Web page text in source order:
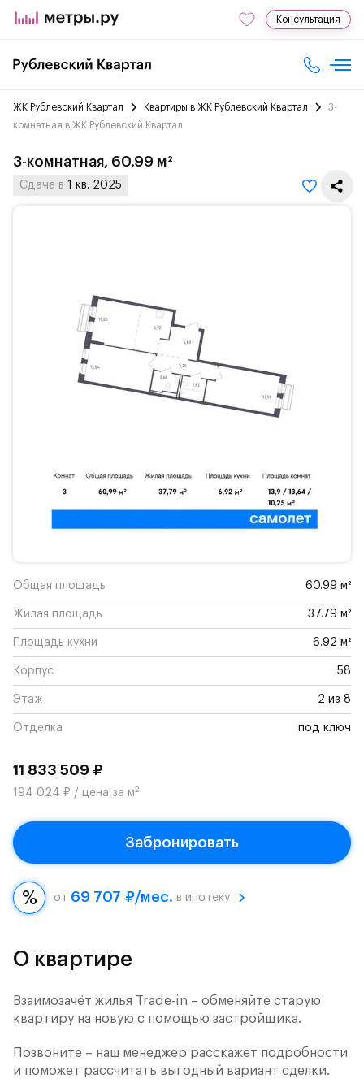
Консультация
ЖК Рублевский Квартал Квартиры в ЖК Рублевский Квартал
3-
комнатная в ЖК Рублевский Квартал
3-комнатная, 60.99 м²
Сдача в 1 кв. 2025
Общая площадь 60.99 м²
Жилая площадь 37.79 м²
Площадь кухни 6.92 м²
Корпус 58
Этаж 2 из 8
Отделка под ключ
11 833 509 ₽
194 024 ₽ / цена за м2
Забронировать
от 69 707 ₽/мес. в ипотеку
О квартире
Взаимозачёт жилья Trade-in – обменяйте старую
квартиру на новую с помощью застройщика.
Позвоните – наш менеджер расскажет подробности
и поможет рассчитать выгодный вариант сделки.